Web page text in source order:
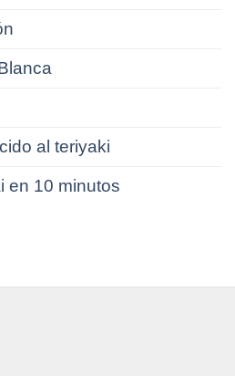
al teriyaki
en 10 minutos